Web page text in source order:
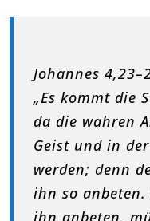
Johannes
„Es kommt die
da die wahren
Geist und in
werden; denn
ihn so
ihn anbeten,